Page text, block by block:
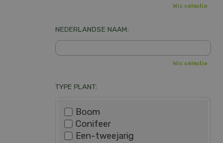
Wis selectie
NEDERLANDSE NAAM:
Wis selectie
TYPE PLANT:
Boom
Conifeer
Een-tweejarig